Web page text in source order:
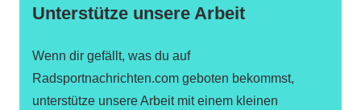
Unterstütze unsere Arbeit
Wenn dir gefällt, was du auf
Radsportnachrichten.com geboten bekommst,
unterstütze unsere Arbeit mit einem kleinen